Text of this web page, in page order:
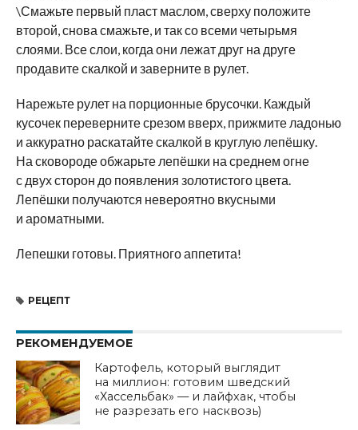
\Смажьте первый пласт маслом, сверху положите
второй, снова смажьте, и так со всеми четырьмя
слоями. Все слои, когда они лежат друг на друге
продавите скалкой и заверните в рулет.
Нарежьте рулет на порционные брусочки. Каждый
кусочек переверните срезом вверх, прижмите ладонью
и аккуратно раскатайте скалкой в круглую лепёшку.
На сковороде обжарьте лепёшки на среднем огне
с двух сторон до появления золотистого цвета.
Лепёшки получаются невероятно вкусными
и ароматными.
Лепешки готовы. Приятного аппетита!
РЕЦЕПТ
РЕКОМЕНДУЕМОЕ
Картофель, который выглядит
на миллион: готовим шведский
«Хассельбак» — и лайфхак, чтобы
не разрезать его насквозь)